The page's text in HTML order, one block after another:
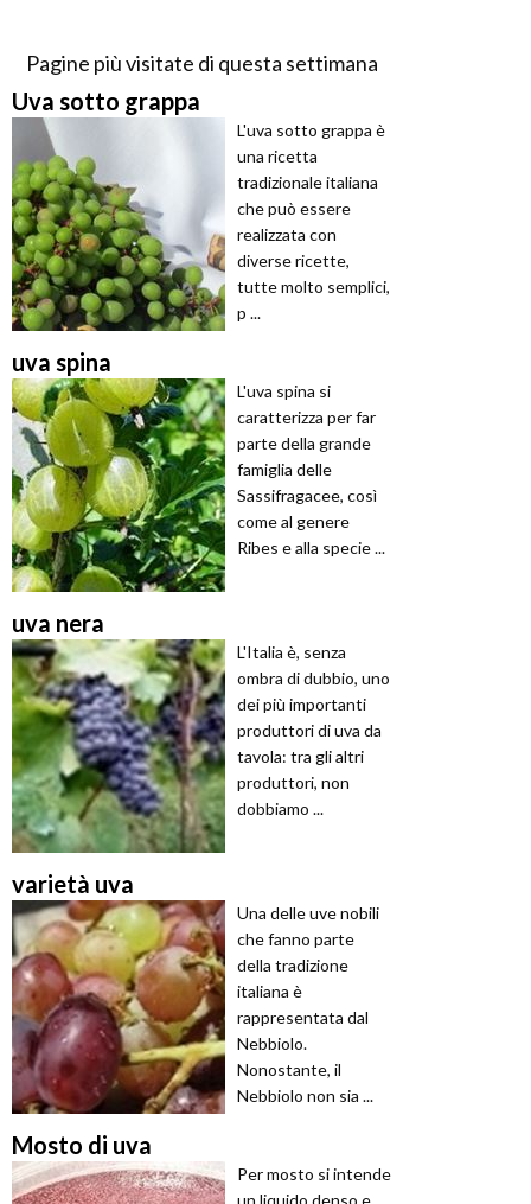
Pagine più visitate di questa settimana
Uva sotto grappa
L'uva sotto grappa è
una ricetta
tradizionale italiana
che può essere
realizzata con
diverse ricette,
tutte molto semplici,
p ...
uva spina
L'uva spina si
caratterizza per far
parte della grande
famiglia delle
Sassifragacee, così
come al genere
Ribes e alla specie ...
uva nera
L'Italia è, senza
ombra di dubbio, uno
dei più importanti
produttori di uva da
tavola: tra gli altri
produttori, non
dobbiamo ...
varietà uva
Una delle uve nobili
che fanno parte
della tradizione
italiana è
rappresentata dal
Nebbiolo.
Nonostante, il
Nebbiolo non sia ...
Mosto di uva
Per mosto si intende
un liquido denso e